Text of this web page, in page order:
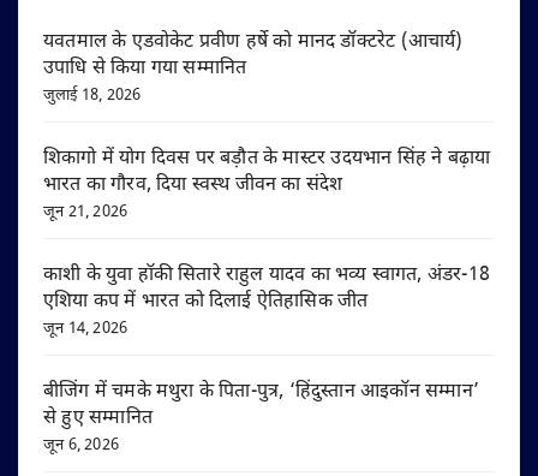
यवतमाल के एडवोकेट प्रवीण हर्षे को मानद डॉक्टरेट (आचार्य)
उपाधि से किया गया सम्मानित
जुलाई 18, 2026
शिकागो में योग दिवस पर बड़ौत के मास्टर उदयभान सिंह ने बढ़ाया
भारत का गौरव, दिया स्वस्थ जीवन का संदेश
जून 21, 2026
काशी के युवा हॉकी सितारे राहुल यादव का भव्य स्वागत, अंडर-18
एशिया कप में भारत को दिलाई ऐतिहासिक जीत
जून 14, 2026
बीजिंग में चमके मथुरा के पिता-पुत्र, ‘हिंदुस्तान आइकॉन सम्मान’
से हुए सम्मानित
जून 6, 2026